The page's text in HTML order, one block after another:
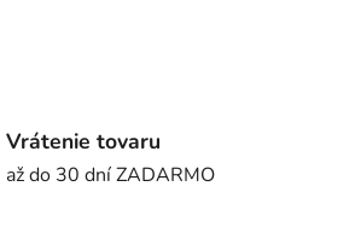
Vrátenie tovaru
až do 30 dní ZADARMO